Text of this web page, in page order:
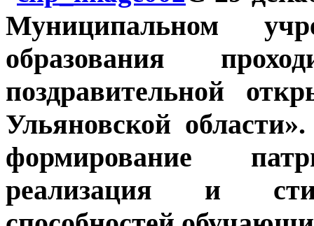
Муниципальном
образования
поздравительной
Ульяновской
формирование
реализация и